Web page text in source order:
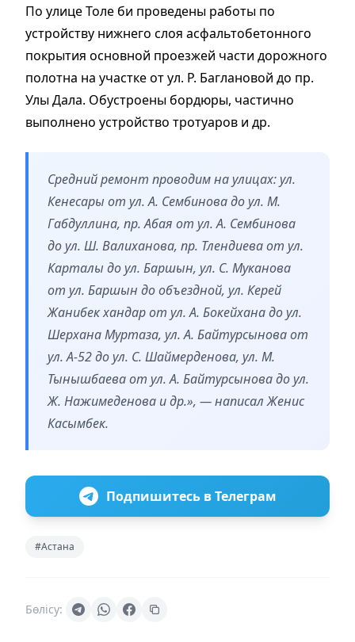
По улице Толе би проведены работы по
устройству нижнего слоя асфальтобетонного
покрытия основной проезжей части дорожного
полотна на участке от ул. Р. Баглановой до пр.
Улы Дала. Обустроены бордюры, частично
выполнено устройство тротуаров и др.
Средний ремонт проводим на улицах: ул.
Кенесары от ул. А. Сембинова до ул. М.
Габдуллина, пр. Абая от ул. А. Сембинова
до ул. Ш. Валиханова, пр. Тлендиева от ул.
Карталы до ул. Баршын, ул. С. Муканова
от ул. Баршын до объездной, ул. Керей
Жанибек хандар от ул. А. Бокейхана до ул.
Шерхана Муртаза, ул. А. Байтурсынова от
ул. А-52 до ул. С. Шаймерденова, ул. М.
Тынышбаева от ул. А. Байтурсынова до ул.
Ж. Нажимеденова и др.», — написал Женис
Касымбек.
Подпишитесь в Телеграм
#Астана
Бөлісу: